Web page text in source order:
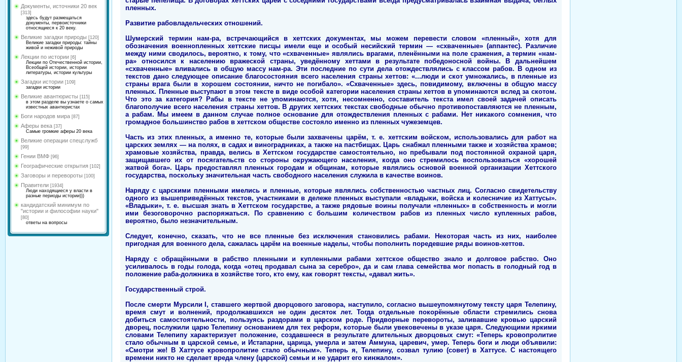
Документы, источники 20 век
[313]
здесь будут размещаться
документы, первоисточники
относящиеся к 20 веку.
Великие загадки природы [120]
Великие загадки природы: тайны
живой и неживой природы
Лекции по истории [6]
Лекции по Отечественной истории,
Всеобщей истории, истории
литературы, истории культуры
Загадки истории [109]
загадки истории
Великие авантюристы [115]
в этом разделе вы узнаете о самых
известных авантюристах
Боги народов мира [87]
Аферы века [37]
Самые громкие аферы 20 века
Великие операции спецслужб
[99]
Гении ВМФ [96]
Географические открытия [102]
Заговоры и перевороты [100]
Правители [1934]
Люди находящиеся у власти в
разные периоды истории)))
кандидатский минимум по
"истории и философии науки"
[80]
ответы на вопросы
пленных.
Развитие рабовладельческих отношений.
Шумерский термин нам-ра, встречающийся в хеттских документах, мы можем перевести словом «пленный», хотя для
обозначения военнопленных хеттские писцы имели еще и особый несийский термин — «схваченные» (аппантес). Различие
между ними сводилось, вероятно, к тому, что «схваченные» являлись врагами, пленёнными на поле сражения, а термин «нам-
ра» относился к населению вражеской страны, уведённому хеттами в результате победоносной войны. В дальнейшем
«схваченные» вливались в общую массу нам-ра. Эти последние по сути дела отождествлялись с классом рабов. В одном из
текстов дано следующее описание благосостояния всего населения страны хеттов: «...люди и скот умножались, в пленные из
страны врага были в хорошем состоянии, ничто не погибало». «Схваченные» здесь, повидимому, включены в общую массу
пленных. Пленные выступают в этом тексте в виде особой категории населения страны хеттов в упоминаются вслед за скотом.
Что это за категория? Рабы в тексте не упоминаются, хотя, несомненно, составитель текста имел своей задачей описать
благополучие всего населения страны хеттов. В других хеттских текстах свободные обычно противопоставляются не пленным,
а рабам. Мы имеем в данном случае полное основание для отождествления пленных с рабами. Нет никакого сомнения, что
громадное большинство рабов в хеттском обществе состояло именно из пленных чужеземцев.
Часть из этих пленных, а именно те, которые были захвачены царём, т. е. хеттским войском, использовались для работ на
царских землях — на полях, в садах и виноградниках, а также на пастбищах. Царь снабжал пленными также и хозяйства храмов;
храмовые хозяйства, правда, велись в Хеттском государстве самостоятельно, но пребывали под постоянной охраной царя,
защищавшего их от посягательств со стороны окружающего населения, когда оно стремилось воспользоваться «хорошей
жатвой бога». Царь предоставлял пленных городам и общинам, которые являлись основой военной организации Хеттского
государства, поскольку значительная часть свободного населения служила в качестве воинов.
Наряду с царскими пленными имелись и пленные, которые являлись собственностью частных лиц. Согласно свидетельству
одного из вышеприведённых текстов, участниками в дележе пленных выступали «владыки, войска и колесничие из Хаттусы».
«Владыки», т. е. высшая знать в Хеттском государстве, а также рядовые воины получали «пленных» в собственность и могли
ими безоговорочно распоряжаться. По сравнению с большим количеством рабов из пленных число купленных рабов,
вероятно, было незначительным.
Следует, конечно, сказать, что не все пленные без исключения становились рабами. Некоторая часть из них, наиболее
пригодная для военного дела, сажалась царём на военные наделы, чтобы пополнить поредевшие ряды воинов-хеттов.
Наряду с обращёнными в рабство пленными и купленными рабами хеттское общество знало и долговое рабство. Оно
усиливалось в годы голода, когда «отец продавал сына за серебро», да и сам глава семейства мог попасть в голодный год в
положение раба-должника в хозяйстве того, кто ему, как говорят тексты, «давал жить».
Государственный строй.
После смерти Мурсили I, ставшего жертвой дворцового заговора, наступило, согласно вышеупомянутому тексту царя Телепину,
время смут и волнений, продолжавшихся не один десяток лет. Тогда отдельные покорённые области стремились снова
добиться самостоятельности, пользуясь раздорами в царском роде. Придворные перевороты, заливавшие кровью царский
дворец, послужили царю Телепину основанием для тех реформ, которые были увековечены в указе царя. Следующими яркими
словами Телепипу характеризует положение, создавшееся в результате длительных дворцовых смут: «Теперь кровопролитие
стало обычным в царской семье, и Истапарни, царица, умерла и затем Аммуна, царевич, умер. Теперь боги и люди объявили:
«Смотри же! В Хаттусе кровопролитие стало обычным». Теперь я, Телепину, созвал тулию (совет) в Хаттусе. С настоящего
времени никто не сделает вреда члену (царской) семьи и не ударит его кинжалом».